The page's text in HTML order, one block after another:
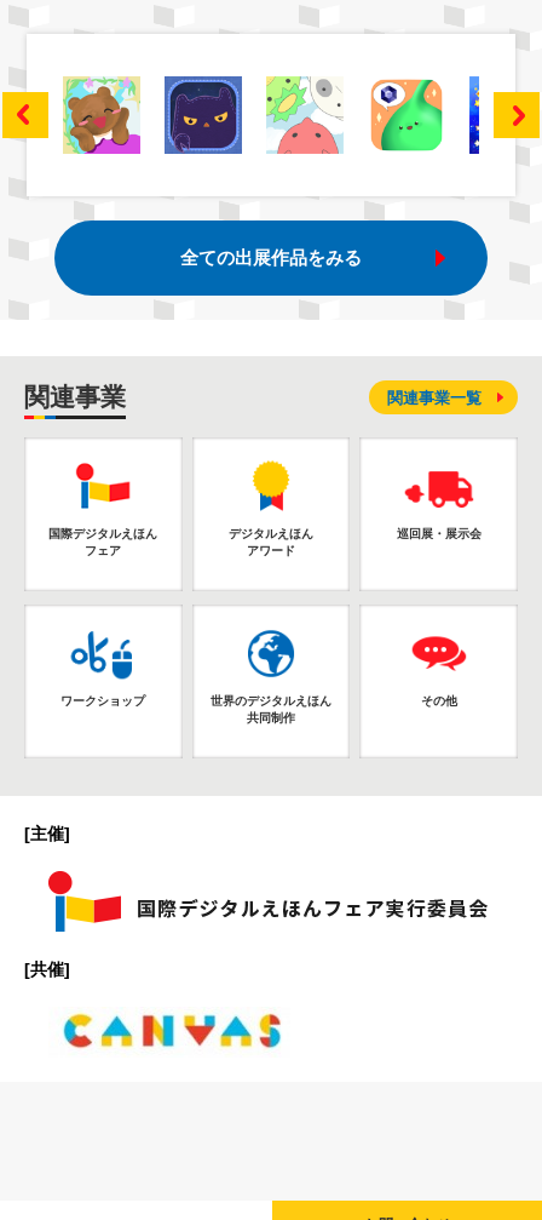
全ての出展作品をみる
関連事業
国際デジタルえほん
フェア
デジタルえほん
アワード
巡回展・展示会
ワークショップ
世界のデジタルえほん
共同制作
その他
関連事業一覧
[主催]
[共催]